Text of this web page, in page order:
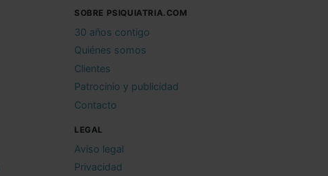
SOBRE PSIQUIATRIA.COM
30 años contigo
Quiénes somos
Clientes
Patrocinio y publicidad
Contacto
LEGAL
Aviso legal
Privacidad